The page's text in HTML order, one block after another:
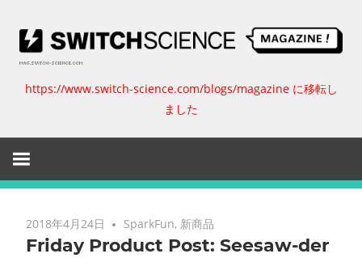
ッ
ス
イ
ッ
チ
https://www.switch-science.com/blogs/magazine に移転し
ました
2018年4月24日 SparkFun, 新商品
Friday Product Post: Seesaw-der